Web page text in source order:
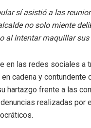
sí asistió a las
no solo miente
al intentar maquillar sus
en las redes sociales a
cadena y
hartazgo frente a las
realizadas por